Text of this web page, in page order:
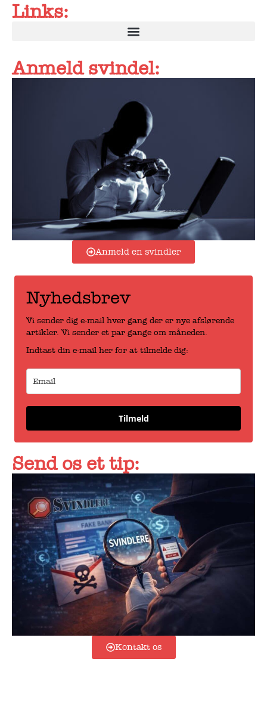
Links:
Anmeld svindel:
Anmeld en svindler
Nyhedsbrev
Vi sender dig e-mail hver gang der er nye afslørende
artikler. Vi sender et par gange om måneden.
Indtast din e-mail her for at tilmelde dig:
Tilmeld
Send os et tip:
Kontakt os